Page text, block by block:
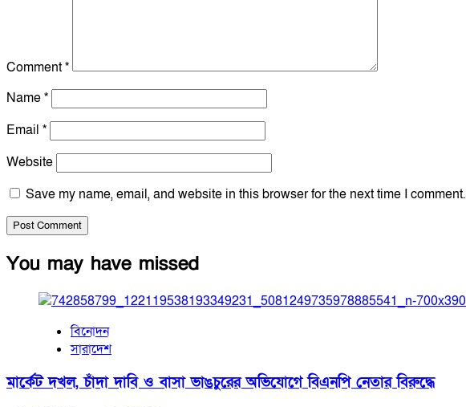
Comment*
Name*
Email *
Website
Save my name, email, and website in this browser for the next time I comment.
You may have missed
বিনোদন
সারাদেশ
মার্কেট দখল, চাঁদা দাবি ও বাসা ভাঙচুরের অভিযোগে বিএনপি নেতার বিরুদ্ধে